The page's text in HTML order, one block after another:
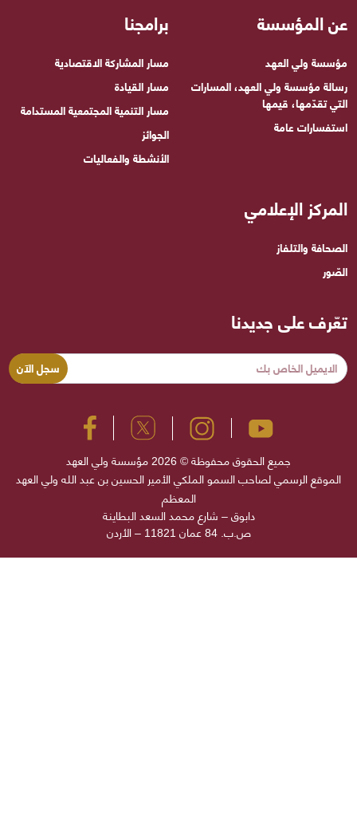
عن المؤسسة
مؤسسة ولي العهد
رسالة مؤسسة ولي العهد، المسارات
التي تقدّمها، قيمها
استفسارات عامة
برامجنا
مسار المشاركة الاقتصادية
مسار القيادة
مسار التنمية المجتمعية المستدامة
الجوائز
الأنشطة والفعاليات
المركز الإعلامي
الصحافة والتلفاز
الصّور
تعّرف على جديدنا
جميع الحقوق محفوظة © 2026 مؤسسة ولي العهد
الموقع الرسمي لصاحب السمو الملكي الأمير الحسين بن عبد الله ولي العهد
المعظم
دابوق – شارع محمد السعد البطاينة
ص.ب. 84 عمان 11821 – الأردن